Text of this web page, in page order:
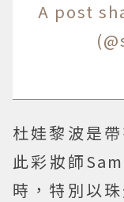
A post
杜娃黎波是
此彩妝師
時，特別以